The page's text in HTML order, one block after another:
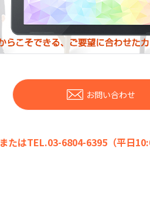
お問い合わせ
またはTEL.03-6804-6395（平日